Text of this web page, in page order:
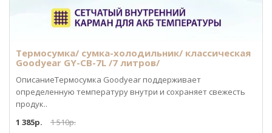
Термосумка/ сумка-холодильник/ классическая
Goodyear GY-CB-7L /7 литров/
ОписаниеТермосумка Goodyear поддерживает
определенную температуру внутри и сохраняет свежесть
продук..
1 385р.
1 510р.